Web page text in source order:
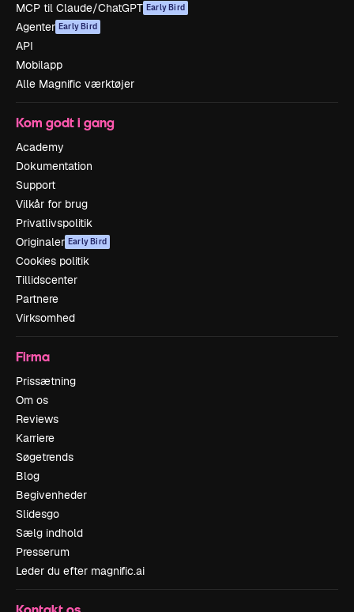
MCP til Claude/ChatGPT Early Bird
Agenter Early Bird
API
Mobilapp
Alle Magnific værktøjer
Kom godt i gang
Academy
Dokumentation
Support
Vilkår for brug
Privatlivspolitik
Originaler Early Bird
Cookies politik
Tillidscenter
Partnere
Virksomhed
Firma
Prissætning
Om os
Reviews
Karriere
Søgetrends
Blog
Begivenheder
Slidesgo
Sælg indhold
Presserum
Leder du efter magnific.ai